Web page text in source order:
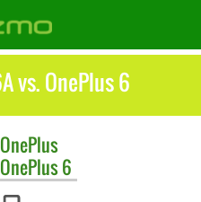
Xiaomi Redmi 6A vs. OnePlus 6
OnePlus
OnePlus 6